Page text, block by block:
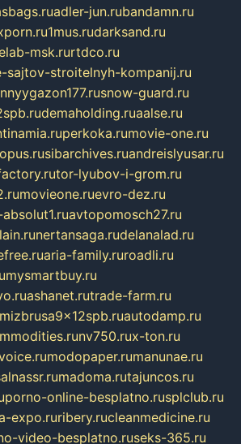
adler-jun.rubandamn.ru
1mus.rudarksand.ru
msk.rurtdco.ru
sajtov-stroitelnyh-kompanij.ru
snow-guard.ru
demaholding.ruaalse.ru
perkoka.rumovie-one.ru
sibarchives.ruandreislyusar.ru
tor-lyubov-i-grom.ru
movieone.ruevro-dez.ru
avtopomosch27.ru
nertansaga.rudelanalad.ru
aria-family.ruroadli.ru
mysmartbuy.ru
ashanet.rutrade-farm.ru
autodamp.ru
nv750.rux-ton.ru
modopaper.rumanunae.ru
madoma.rutajuncos.ru
porno-online-besplatno.rusplclub.ru
expo.ruribery.rucleanmedicine.ru
video-besplatno.ruseks-365.ru